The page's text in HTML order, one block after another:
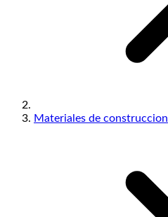
Materiales de construccion